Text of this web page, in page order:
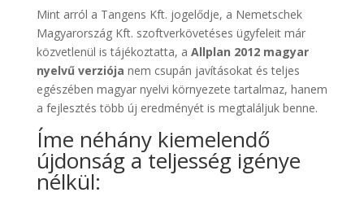
Mint arról a Tangens Kft. jogelődje, a Nemetschek
Magyarország Kft. szoftverkövetéses ügyfeleit már
közvetlenül is tájékoztatta, a Allplan 2012 magyar
nyelvű verziója nem csupán javításokat és teljes
egészében magyar nyelvi környezete tartalmaz, hanem
a fejlesztés több új eredményét is megtaláljuk benne.
Íme néhány kiemelendő
újdonság a teljesség igénye
nélkül: